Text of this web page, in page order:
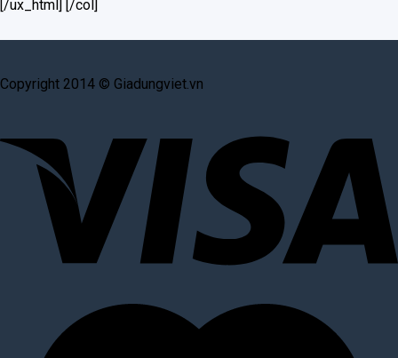
[/ux_html] [/col]
Copyright 2014 © Giadungviet.vn